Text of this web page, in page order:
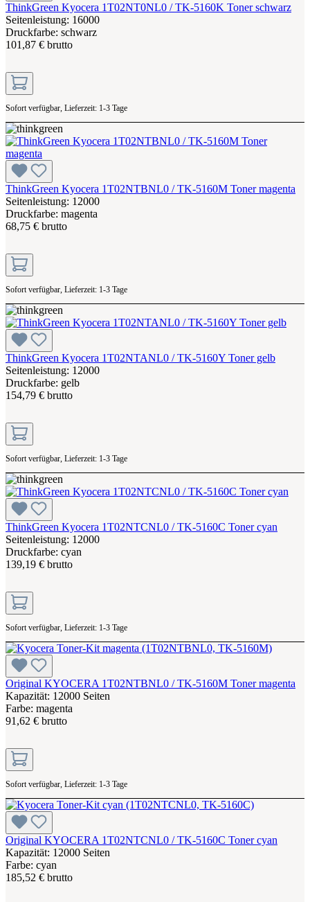
ThinkGreen Kyocera 1T02NT0NL0 / TK-5160K Toner schwarz
Seitenleistung: 16000
Druckfarbe: schwarz
101,87 € brutto
Sofort verfügbar, Lieferzeit: 1-3 Tage
ThinkGreen Kyocera 1T02NTBNL0 / TK-5160M Toner magenta
Seitenleistung: 12000
Druckfarbe: magenta
68,75 € brutto
Sofort verfügbar, Lieferzeit: 1-3 Tage
ThinkGreen Kyocera 1T02NTANL0 / TK-5160Y Toner gelb
Seitenleistung: 12000
Druckfarbe: gelb
154,79 € brutto
Sofort verfügbar, Lieferzeit: 1-3 Tage
ThinkGreen Kyocera 1T02NTCNL0 / TK-5160C Toner cyan
Seitenleistung: 12000
Druckfarbe: cyan
139,19 € brutto
Sofort verfügbar, Lieferzeit: 1-3 Tage
Original KYOCERA 1T02NTBNL0 / TK-5160M Toner magenta
Kapazität: 12000 Seiten
Farbe: magenta
91,62 € brutto
Sofort verfügbar, Lieferzeit: 1-3 Tage
Original KYOCERA 1T02NTCNL0 / TK-5160C Toner cyan
Kapazität: 12000 Seiten
Farbe: cyan
185,52 € brutto